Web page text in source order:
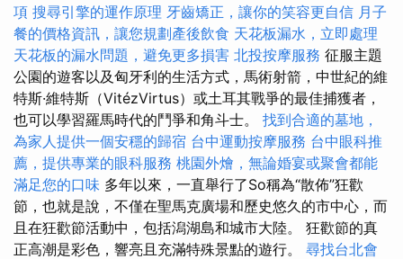
項 搜尋引擎的運作原理 牙齒矯正，讓你的笑容更自信 月子
餐的價格資訊，讓您規劃產後飲食 天花板漏水，立即處理
天花板的漏水問題，避免更多損害 北投按摩服務 征服主題
公園的遊客以及匈牙利的生活方式，馬術射箭，中世紀的維
特斯·維特斯（VitézVirtus）或土耳其戰爭的最佳捕獲者，
也可以學習羅馬時代的鬥爭和角斗士。 找到合適的墓地，
為家人提供一個安穩的歸宿 台中運動按摩服務 台中眼科推
薦，提供專業的眼科服務 桃園外燴，無論婚宴或聚會都能
滿足您的口味 多年以來，一直舉行了So稱為“散佈”狂歡
節，也就是說，不僅在聖馬克廣場和歷史悠久的市中心，而
且在狂歡節活動中，包括潟湖島和城市大陸。 狂歡節的真
正高潮是彩色，響亮且充滿特殊景點的遊行。 尋找台北會